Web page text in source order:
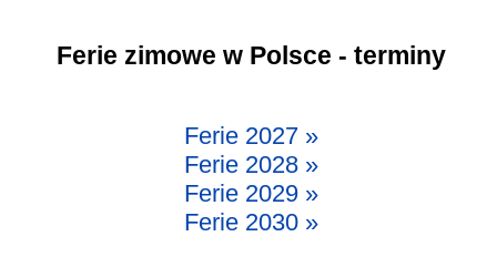
Ferie zimowe w Polsce - terminy
Ferie 2027 »
Ferie 2028 »
Ferie 2029 »
Ferie 2030 »